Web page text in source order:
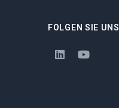
FOLGEN SIE UNS